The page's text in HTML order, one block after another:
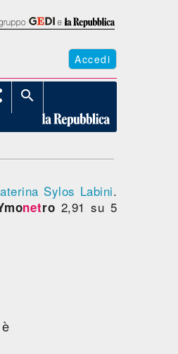
Accedi

Sylos Labini.
netro 2,91 su 5